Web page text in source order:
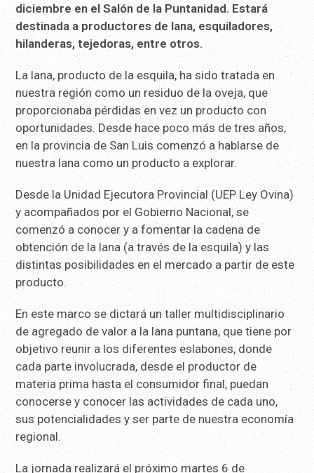
diciembre en el Salón de la Puntanidad. Estará
destinada a productores de lana, esquiladores,
hilanderas, tejedoras, entre otros.
La lana, producto de la esquila, ha sido tratada en
nuestra región como un residuo de la oveja, que
proporcionaba pérdidas en vez un producto con
oportunidades. Desde hace poco más de tres años,
en la provincia de San Luis comenzó a hablarse de
nuestra lana como un producto a explorar.
Desde la Unidad Ejecutora Provincial (UEP Ley Ovina)
y acompañados por el Gobierno Nacional, se
comenzó a conocer y a fomentar la cadena de
obtención de la lana (a través de la esquila) y las
distintas posibilidades en el mercado a partir de este
producto.
En este marco se dictará un taller multidisciplinario
de agregado de valor a la lana puntana, que tiene por
objetivo reunir a los diferentes eslabones, donde
cada parte involucrada, desde el productor de
materia prima hasta el consumidor final, puedan
conocerse y conocer las actividades de cada uno,
sus potencialidades y ser parte de nuestra economía
regional.
La jornada realizará el próximo martes 6 de